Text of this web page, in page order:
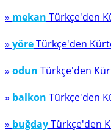
» mekan Türkçe'den
» yöreTürkçe'den
» odun Türkçe'den
» balkon Türkçe'den
» buğdayTürkçe'den